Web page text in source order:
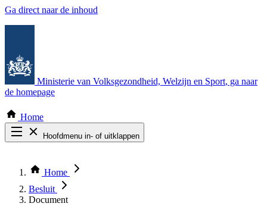
Ga direct naar de inhoud
Ministerie van Volksgezondheid, Welzijn en Sport, ga naar
de homepage
Home
Hoofdmenu in- of uitklappen
Thema COVID-19
Bekijk per bestuursorgaan
Home
Besluit
Document